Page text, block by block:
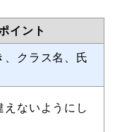
イント
、クラス名、氏
ないようにし